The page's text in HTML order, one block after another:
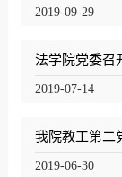
2019-09-29
法学院党委召
2019-07-14
我院教工第二
2019-06-30